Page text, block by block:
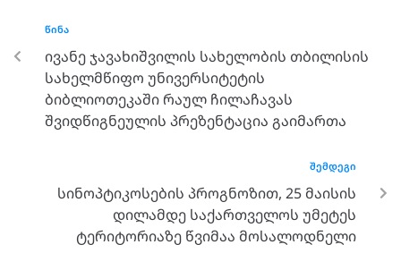
ᲬᲘᲜᲐ
ივანე ჯავახიშვილის სახელობის თბილისის
სახელმწიფო უნივერსიტეტის
ბიბლიოთეკაში რაულ ჩილაჩავას
შვიდწიგნეულის პრეზენტაცია გაიმართა
ᲨᲔᲛᲓᲔᲒᲘ
სინოპტიკოსების პროგნოზით, 25 მაისის
დილამდე საქართველოს უმეტეს
ტერიტორიაზე წვიმაა მოსალოდნელი